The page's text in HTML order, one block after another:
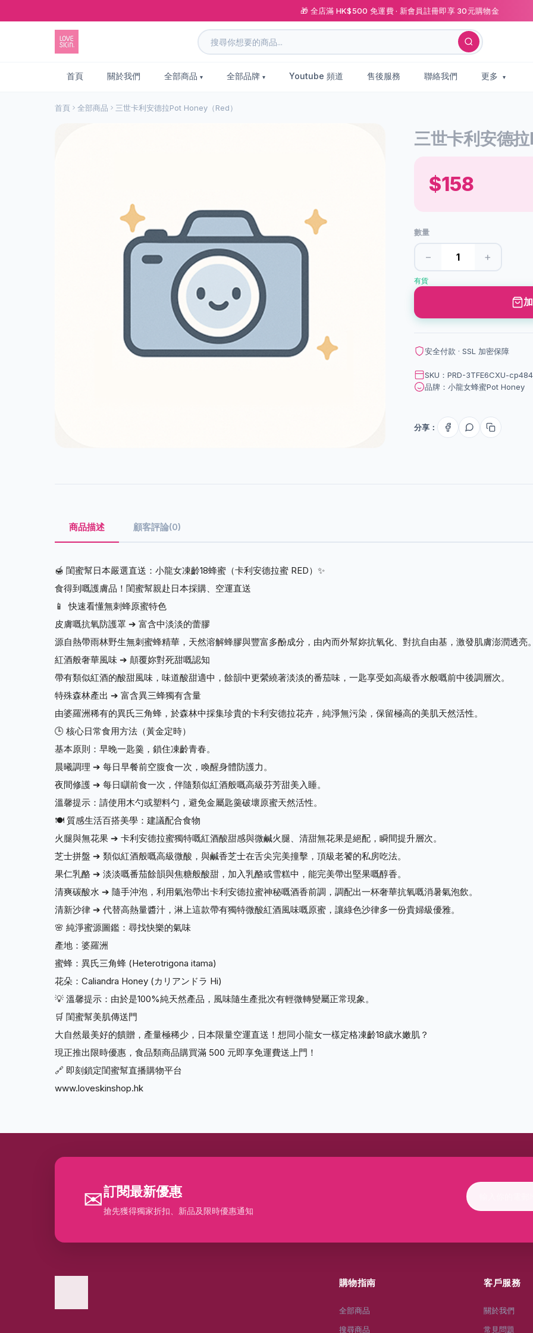
🎁 全店滿 HK$500 免運費 · 新會員註冊即享 30元購物金
首頁 關於我們 全部商品 全部品牌 Youtube 頻道 售後服務 聯絡我們 更多
首頁 全部商品 三世卡利安德拉Pot Honey（Red）
三世卡利安德
$158
數量
− +
有貨
安全付款 · SSL 加密保障
SKU：PRD-3TFE6CXU-
品牌：小龍女蜂蜜Pot Honey
分享：
商品描述 顧客評論(0)
🍯 閨蜜幫日本嚴選直送：小龍女凍齡18蜂蜜（卡利安德拉蜜 RED）✨
食得到嘅護膚品！閨蜜幫親赴日本採購、空運直送
📱 快速看懂無刺蜂原蜜特色
皮膚嘅抗氧防護罩 ➔ 富含中淡淡的蕾膠
源自熱帶雨林野生無刺蜜蜂精華，天然溶解蜂膠與豐富多酚成分，由內而外幫妳抗氧化、對抗自由基，激發肌膚澎潤透亮
紅酒般奢華風味 ➔ 顛覆妳對死甜嘅認知
帶有類似紅酒的酸甜風味，味道酸甜適中，餘韻中更縈繞著淡淡的番茄味，一匙享受如高級香水般嘅前中後調層次。
特殊森林產出 ➔ 富含異三蜂獨有含量
由婆羅洲稀有的異氏三角蜂，於森林中採集珍貴的卡利安德拉花卉，純淨無污染，保留極高的美肌天然活性。
🕒 核心日常食用方法（黃金定時）
基本原則：早晚一匙羹，鎖住凍齡青春。
晨曦調理 ➔ 每日早餐前空腹食一次，喚醒身體防護力。
夜間修護 ➔ 每日瞓前食一次，伴隨類似紅酒般嘅高級芬芳甜美入睡。
溫馨提示：請使用木勺或塑料勺，避免金屬匙羹破壞原蜜天然活性。
🍽️ 質感生活百搭美學：建議配合食物
火腿與無花果 ➔ 卡利安德拉蜜獨特嘅紅酒酸甜感與微鹹火腿、清甜無花果是絕配，瞬間提升層次。
芝士拼盤 ➔ 類似紅酒般嘅高級微酸，與鹹香芝士在舌尖完美撞擊，頂級老饕的私房吃法。
果仁乳酪 ➔ 淡淡嘅番茄餘韻與焦糖般酸甜，加入乳酪或雪糕中，能完美帶出堅果嘅醇香。
清爽碳酸水 ➔ 隨手沖泡，利用氣泡帶出卡利安德拉蜜神秘嘅酒香前調，調配出一杯奢華抗氧嘅消暑氣泡飲。
清新沙律 ➔ 代替高熱量醬汁，淋上這款帶有獨特微酸紅酒風味嘅原蜜，讓綠色沙律多一份貴婦級優雅。
🌸 純淨蜜源圖鑑：尋找快樂的氣味
產地：婆羅洲
蜜蜂：異氏三角蜂 (Heterotrigona itama)
花朵：Caliandra Honey (カリアンドラ Hi)
💡 溫馨提示：由於是100%純天然產品，風味隨生產批次有輕微轉變屬正常現象。
🛒 閨蜜幫美肌傳送門
大自然最美好的饋贈，產量極稀少，日本限量空運直送！想同小龍女一樣定格凍齡18歲水嫩肌？
現正推出限時優惠，食品類商品購買滿 500 元即享免運費送上門！
🔗 即刻鎖定閨蜜幫直播購物平台
www.loveskinshop.hk
✉訂閱最新優惠
搶先獲得獨家折扣、新品及限時優惠通知
購物指南
全部商品
搜尋商品
客戶服務
關於我們
常見問題